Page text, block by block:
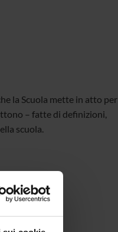
la Scuola mette in atto per
– fatte di definizioni,
scuola.